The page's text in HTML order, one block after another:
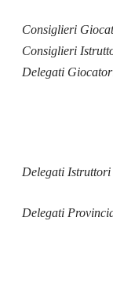
Consiglieri
Consiglieri
Delegati
Delegati Istruttori
Delegati